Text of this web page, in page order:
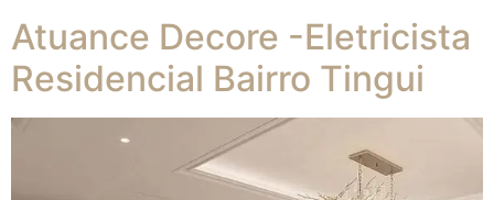
Atuance Decore -Eletricista
Residencial Bairro Tingui